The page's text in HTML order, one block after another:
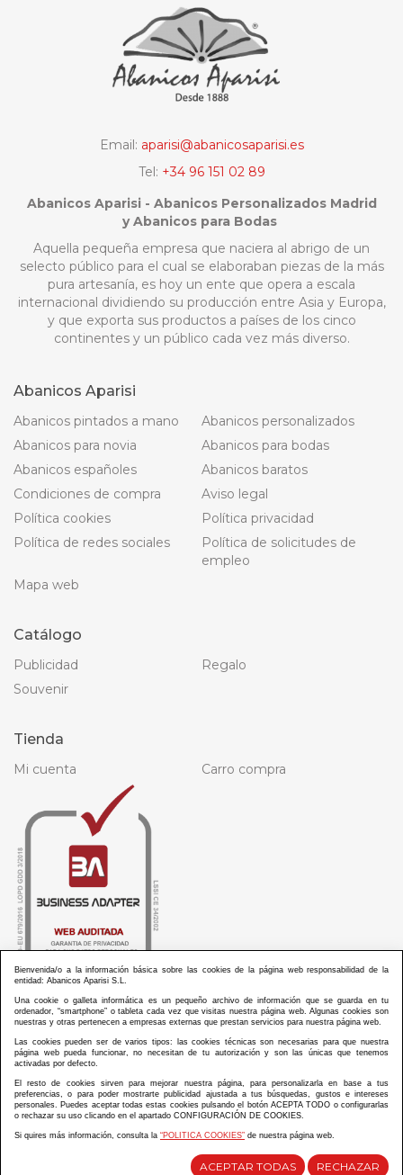
Email: aparisi@abanicosaparisi.es
Tel: +34 96 151 02 89
Abanicos Aparisi - Abanicos Personalizados Madrid
y Abanicos para Bodas
Aquella pequeña empresa que naciera al abrigo de un
selecto público para el cual se elaboraban piezas de la más
pura artesanía, es hoy un ente que opera a escala
internacional dividiendo su producción entre Asia y Europa,
y que exporta sus productos a países de los cinco
continentes y un público cada vez más diverso.
Abanicos Aparisi
Abanicos pintados a mano
Abanicos personalizados
Abanicos para novia
Abanicos para bodas
Abanicos españoles
Abanicos baratos
Condiciones de compra
Aviso legal
Política cookies
Política privacidad
Política de redes sociales
Política de solicitudes de
empleo
Mapa web
Catálogo
Publicidad
Regalo
Souvenir
Tienda
Mi cuenta Carro compra
ABANICOS APARISI S.L. ha recibido por parte de La Generalitat Valenciana, la cantidad de
100.000 € en apoyo al proyecto HISOLV/2021/3933/46 del PLAN EMPRESARIAL “PLAN RESISITIR
ABANICOS APARISI S.L. ha recibido por parte de La Generalitat Valenciana, la cantidad de 7.000
€ en apoyo al proyecto CMARTE/2021/265/46 del PLAN AYUDAS DIRECTAS ARTESANIA “CMARTE”.
Diseño y desarrollo web Im3diA comunicación
Bienvenida/o a la información básica sobre las cookies de la página web responsabilidad de la
entidad: Abanicos Aparisi S.L.
Una cookie o galleta informática es un pequeño archivo de información que se guarda en tu
ordenador, “smartphone” o tableta cada vez que visitas nuestra página web. Algunas cookies son
nuestras y otras pertenecen a empresas externas que prestan servicios para nuestra página web.
Las cookies pueden ser de varios tipos: las cookies técnicas son necesarias para que nuestra
página web pueda funcionar, no necesitan de tu autorización y son las únicas que tenemos
activadas por defecto.
El resto de cookies sirven para mejorar nuestra página, para personalizarla en base a tus
preferencias, o para poder mostrarte publicidad ajustada a tus búsquedas, gustos e intereses
personales. Puedes aceptar todas estas cookies pulsando el botón ACEPTA TODO o configurarlas
o rechazar su uso clicando en el apartado CONFIGURACIÓN DE COOKIES.
Si quires más información, consulta la “POLITICA COOKIES” de nuestra página web.
ACEPTAR TODAS RECHAZAR